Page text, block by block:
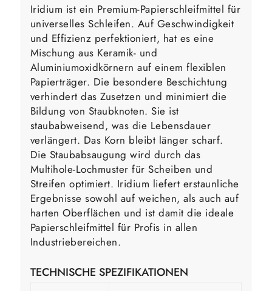
Iridium ist ein Premium-Papierschleifmittel für
universelles Schleifen. Auf Geschwindigkeit
und Effizienz perfektioniert, hat es eine
Mischung aus Keramik- und
Aluminiumoxidkörnern auf einem flexiblen
Papierträger. Die besondere Beschichtung
verhindert das Zusetzen und minimiert die
Bildung von Staubknoten. Sie ist
staubabweisend, was die Lebensdauer
verlängert. Das Korn bleibt länger scharf.
Die Staubabsaugung wird durch das
Multihole-Lochmuster für Scheiben und
Streifen optimiert. Iridium liefert erstaunliche
Ergebnisse sowohl auf weichen, als auch auf
harten Oberflächen und ist damit die ideale
Papierschleifmittel für Profis in allen
Industriebereichen.
TECHNISCHE SPEZIFIKATIONEN